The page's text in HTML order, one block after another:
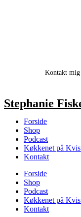
Kontakt mig
Stephanie
Forside
Shop
Podcast
Køkkenet på
Kontakt
Forside
Shop
Podcast
Køkkenet på
Kontakt